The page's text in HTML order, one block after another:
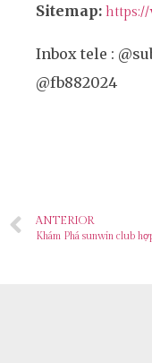
Sitemap:
Inbox tele :
@fb882024
ANTERIOR